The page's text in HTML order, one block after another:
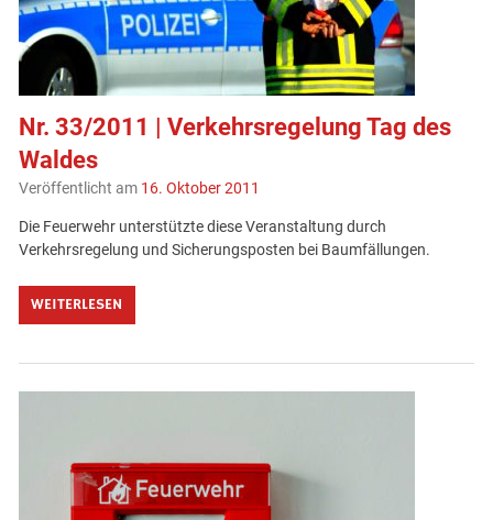
Nr. 33/2011 | Verkehrsregelung Tag des
Waldes
Veröffentlicht am 16. Oktober 2011
Die Feuerwehr unterstützte diese Veranstaltung durch
Verkehrsregelung und Sicherungsposten bei Baumfällungen.
WEITERLESEN